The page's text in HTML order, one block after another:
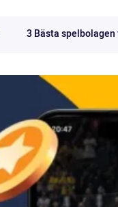
3 Bästa